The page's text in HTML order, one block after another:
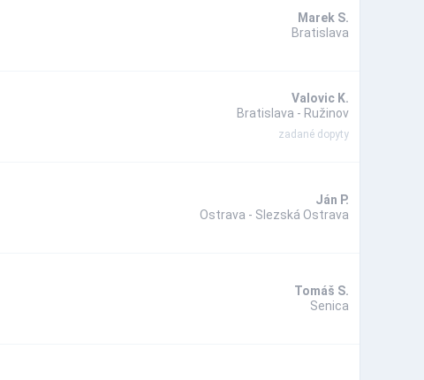
Marek S.
Bratislava
Valovic K.
Bratislava - Ružinov
zadané dopyty
Ján P.
Ostrava - Slezská Ostrava
Tomáš S.
Senica